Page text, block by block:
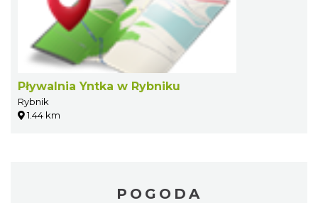
Pływalnia Yntka w Rybniku
Rybnik
1.44 km
POGODA